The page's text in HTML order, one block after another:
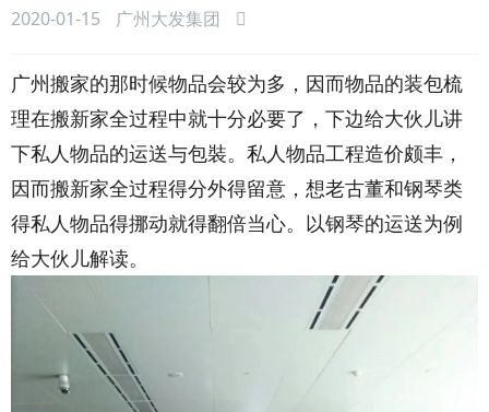
2020-01-15 广州大发集团
广州搬家的那时候物品会较为多，因而物品的装包梳
理在搬新家全过程中就十分必要了，下边给大伙儿讲
下私人物品的运送与包裝。私人物品工程造价颇丰，
因而搬新家全过程得分外得留意，想老古董和钢琴类
得私人物品得挪动就得翻倍当心。以钢琴的运送为例
给大伙儿解读。